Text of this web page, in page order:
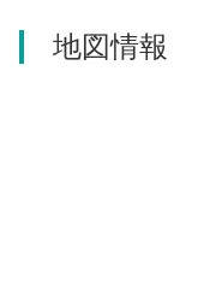
松崎町
地図情報